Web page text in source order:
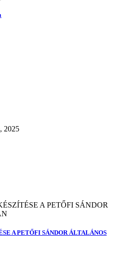
A PETŐFI SÁNDOR ÁLTALÁNOS